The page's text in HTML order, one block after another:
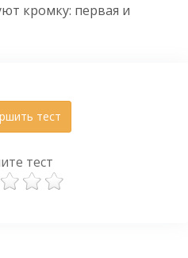
кромку: первая и
тест
тест